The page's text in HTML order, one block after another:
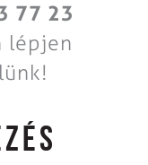
77 23
lépjen